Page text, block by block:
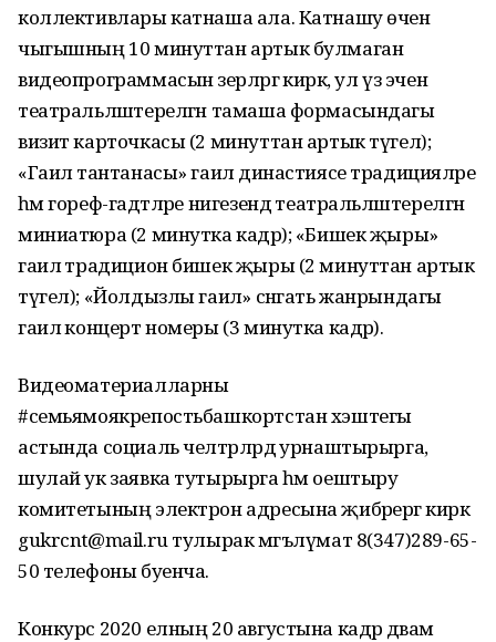
коллективлары катнаша ала. Катнашу өчен
чыгышның 10 минуттан артык булмаган
видеопрограммасын әзерләргә кирәк, ул үз эченә
театральләштерелгән тамаша формасындагы
визит карточкасы (2 минуттан артык түгел);
«Гаилә тантанасы» гаилә династиясе традицияләре
һәм гореф-гадәтләре нигезендә театральләштерелгән
миниатюра (2 минутка кадәр); «Бишек җыры»
гаилә традицион бишек җыры (2 минуттан артык
түгел); «Йолдызлы гаилә» сәнгать жанрындагы
гаилә концерт номеры (3 минутка кадәр).
Видеоматериалларны
#семьямоякрепостьбашкортстан хэштегы
астында социаль челтәрләрдә урнаштырырга,
шулай ук заявка тутырырга һәм оештыру
комитетының электрон адресына җибәрергә кирәк
gukrcnt@mail.ru тулырак мәгълүмат 8(347)289-65-
50 телефоны буенча.
Конкурс 2020 елның 20 августына кадәр дәвам